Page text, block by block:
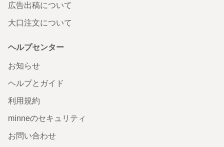
広告出稿について
大口注文について
ヘルプセンター
お知らせ
ヘルプとガイド
利用規約
minneのセキュリティ
お問い合わせ